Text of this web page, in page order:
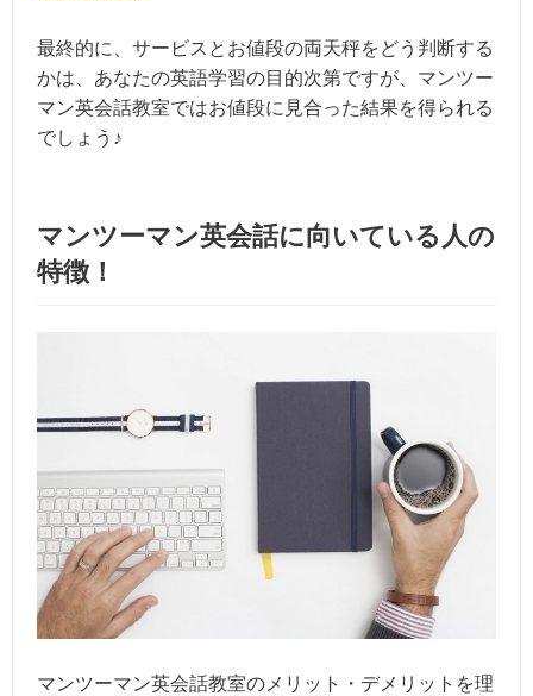
最終的に、サービスとお値段の両天秤をどう判断する
かは、あなたの英語学習の目的次第ですが、マンツー
マン英会話教室ではお値段に見合った結果を得られる
でしょう♪
マンツーマン英会話に向いている人の
特徴！
マンツーマン英会話教室のメリット・デメリットを理